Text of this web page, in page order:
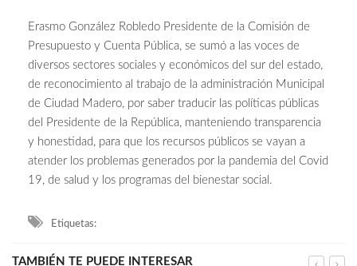
Erasmo González Robledo Presidente de la Comisión de
Presupuesto y Cuenta Pública, se sumó a las voces de
diversos sectores sociales y económicos del sur del estado,
de reconocimiento al trabajo de la administración Municipal
de Ciudad Madero, por saber traducir las políticas públicas
del Presidente de la República, manteniendo transparencia
y honestidad, para que los recursos públicos se vayan a
atender los problemas generados por la pandemia del Covid
19, de salud y los programas del bienestar social.
Etiquetas:
TAMBIÉN TE PUEDE INTERESAR